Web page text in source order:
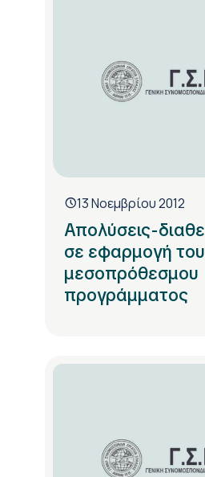
13 Νοεμβρίου 2012
Απολύσεις-
σε εφαρμογή του
μεσοπρόθεσμου
προγράμματος